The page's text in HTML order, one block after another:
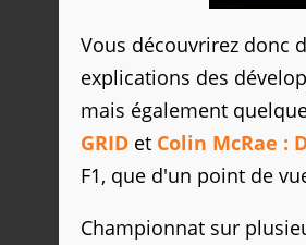
Vous découvrirez donc
explications des
mais également
GRID et Colin McRae :
F1, que d'un point de
Championnat sur